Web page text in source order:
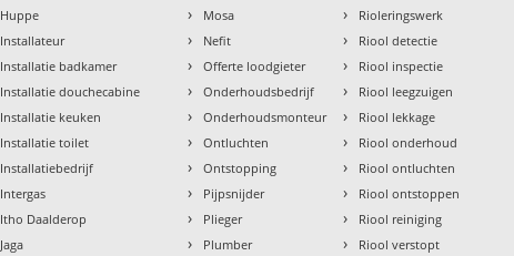
Huppe
Installateur
Installatie badkamer
Installatie douchecabine
Installatie keuken
Installatie toilet
Installatiebedrijf
Intergas
Itho Daalderop
Jaga
› Mosa
› Nefit
› Offerte loodgieter
› Onderhoudsbedrijf
› Onderhoudsmonteur
› Ontluchten
› Ontstopping
› Pijpsnijder
› Plieger
› Plumber
› Rioleringswerk
› Riool detectie
› Riool inspectie
› Riool leegzuigen
› Riool lekkage
› Riool onderhoud
› Riool ontluchten
› Riool ontstoppen
› Riool reiniging
› Riool verstopt